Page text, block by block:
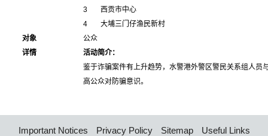
3
4
西贡市中心
大埔三门仔渔民新村
对象
公众
详情
活动简介：
鉴于诈骗案件有上升趋势，水警港外警区警民关系组人员
高公众对防骗意识。
Important Notices Privacy Policy Sitemap Useful Links